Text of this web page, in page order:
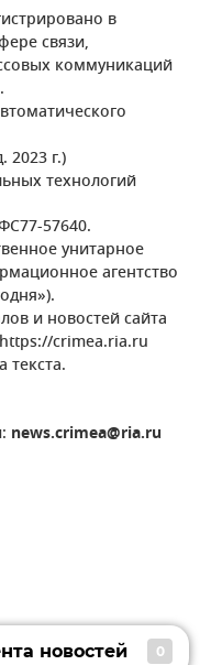
в
связи,
коммуникаций
2023 г.)
технологий
57640.
унитарное
агентство
и новостей сайта
crimea.ria.ru
текста.
news.crimea@ria.ru
новостей 0